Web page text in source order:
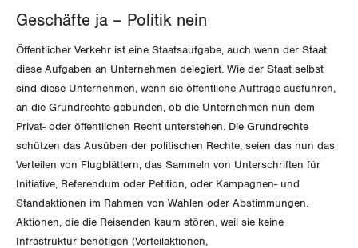
Invalidenversicherung
Unfallversicherung
Gesundheit
Kommunikation und Medien
GEWERKSCHAFTSPOLITIK
International
Schweiz
Landesstreik
SERVICE
LOHNRECHNER
DER SGB
WIR ÜBER UNS
GREMIEN
Publikationen
Geschäfte ja – Politik nein
Öffentlicher Verkehr ist eine Staatsaufgabe, auch wenn der Staat
diese Aufgaben an Unternehmen delegiert. Wie der Staat selbst
sind diese Unternehmen, wenn sie öffentliche Aufträge ausführen,
an die Grundrechte gebunden, ob die Unternehmen nun dem
Privat- oder öffentlichen Recht unterstehen. Die Grundrechte
schützen das Ausüben der politischen Rechte, seien das nun das
Verteilen von Flugblättern, das Sammeln von Unterschriften für
Initiative, Referendum oder Petition, oder Kampagnen- und
Standaktionen im Rahmen von Wahlen oder Abstimmungen.
Aktionen, die die Reisenden kaum stören, weil sie keine
Infrastruktur benötigen (Verteilaktionen,